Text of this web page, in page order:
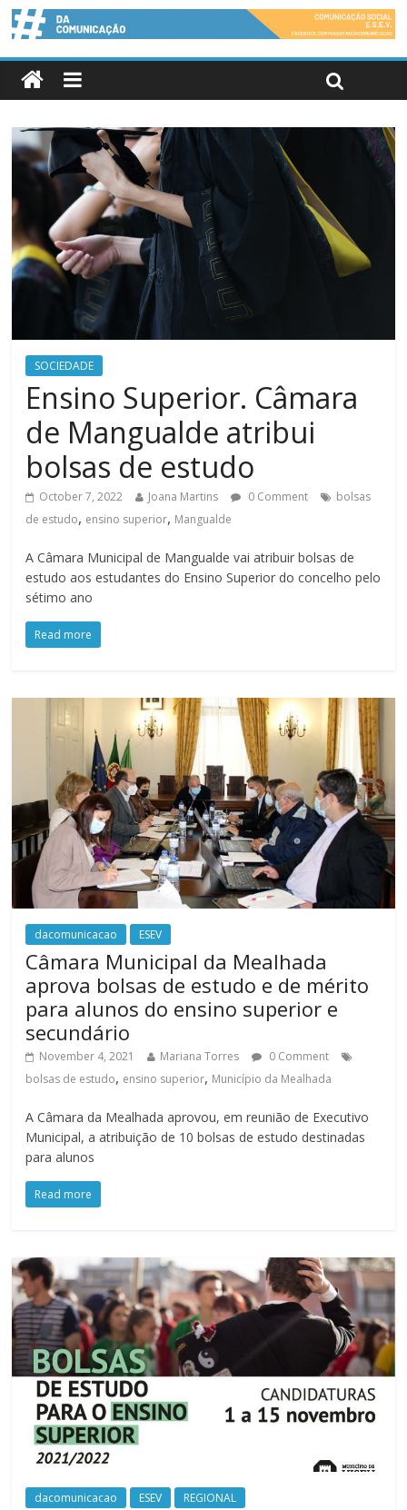
SOCIEDADE
Ensino Superior. Câmara
de Mangualde atribui
bolsas de estudo
October 7, 2022 Joana Martins 0 Comment
bolsas
de estudo, ensino superior, Mangualde
A Câmara Municipal de Mangualde vai atribuir bolsas de
estudo aos estudantes do Ensino Superior do concelho pelo
sétimo ano
Read more
dacomunicacao ESEV
Câmara Municipal da Mealhada
aprova bolsas de estudo e de mérito
para alunos do ensino superior e
secundário
November 4, 2021 Mariana Torres
0 Comment
bolsas de estudo, ensino superior, Município da Mealhada
A Câmara da Mealhada aprovou, em reunião de Executivo
Municipal, a atribuição de 10 bolsas de estudo destinadas
para alunos
Read more
dacomunicacao ESEV REGIONAL